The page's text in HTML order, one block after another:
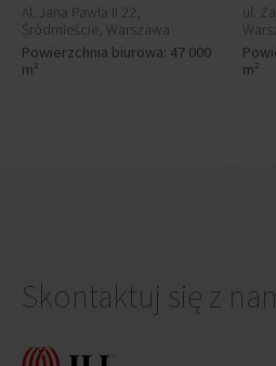
Al. Jana Pawła II 22,
Śródmieście, Warszawa
Powierzchnia biurowa: 47 000
m²
ul.
m²
Skontaktuj się z